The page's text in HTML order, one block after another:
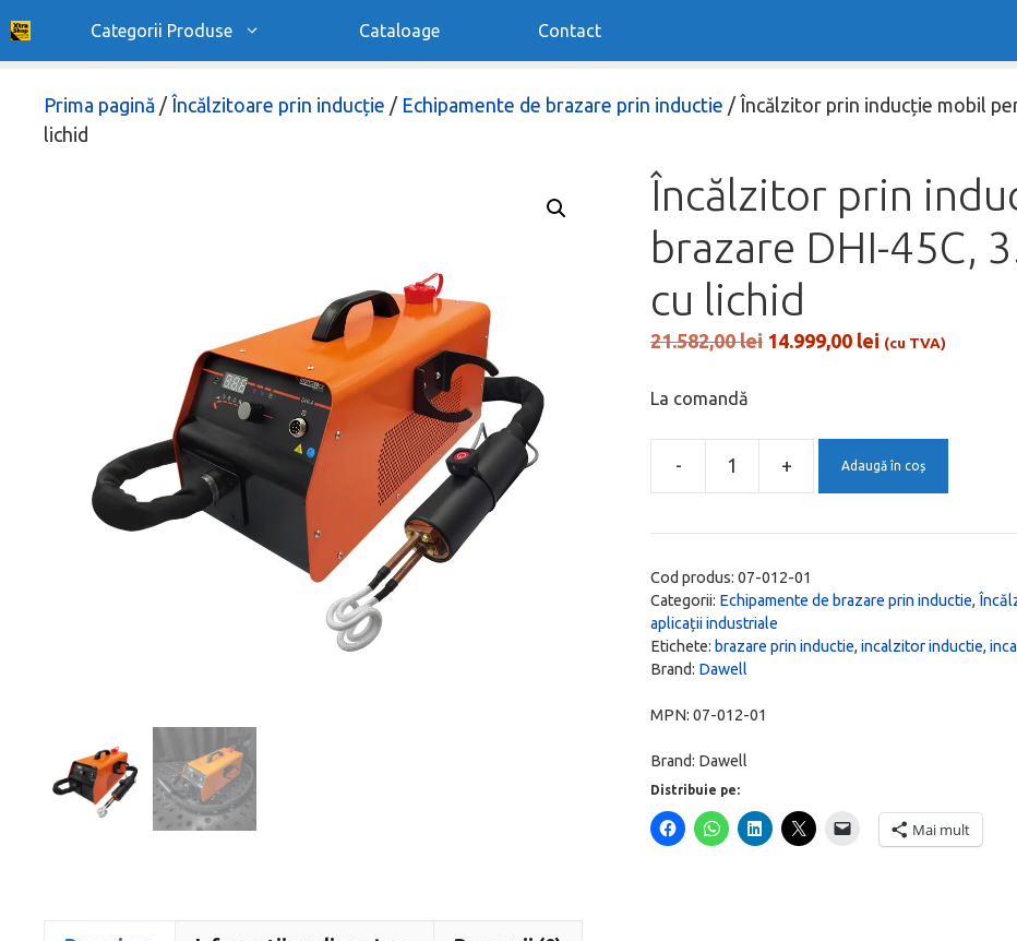
la
Categorii Produse Cataloage Contact
Prima pagină / Încălzitoare prin inducție / Echipamente de brazare prin inductie / Încălzitor prin inducție mobil
lichid
Încălzitor prin
brazare DHI-45C,
cu lichid
21.582,00lei Prețul
21.582,00 lei.
14.999,00 lei Prețul
(cu TVA)
La comandă
-
prin
inducție
mobil
pentru
brazare
45C,
kW,
V,
+ Adaugă în coș
Cod produs:07-012-01
Categorii: Echipamente de brazare prin inductie,
aplicații industriale
Etichete: brazare prin inductie,incalzitor inductie,
Brand: Dawell
MPN:07-012-01
Brand: Dawell
Distribuie pe:
Mai mult